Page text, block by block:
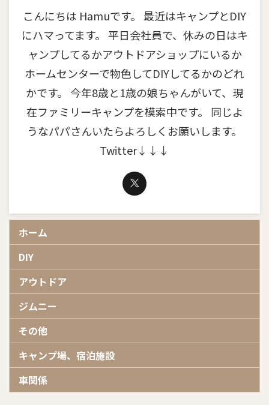
こんにちは Hamuです。 最近はキャンプとDIY
にハマってます。 平日会社員で、休みの日はキ
ャンプしてるかアウトドアショップにいるか
ホームセンターで物色してDIYしてるかのどれ
かです。 今年8歳と1歳の娘ちゃんがいて、現
在ファミリーキャンプを模索中です。 同じよ
うなパパさんいたらよろしくお願いします。
Twitter↓↓↓
ホーム
DIY
アウトドア
ジムニー
その他
キャンプ場、宿泊施設
車関係